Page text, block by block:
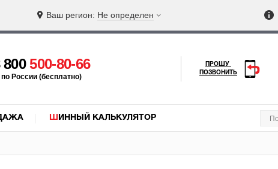
Ваш регион: Не определен
800500-80-66
по России (бесплатно)
ПРОШУ
ПОЗВОНИТЬ
ШИННЫЙ КАЛЬКУЛЯТОР